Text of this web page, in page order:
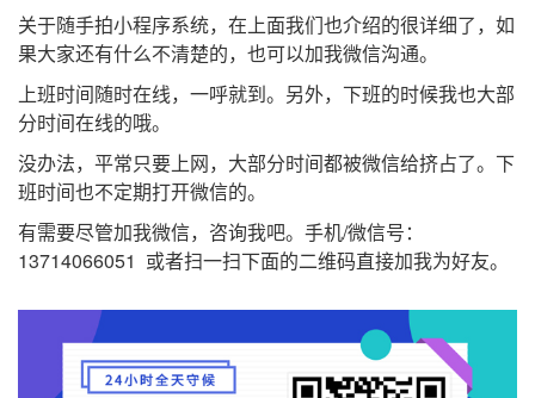
关于随手拍小程序系统，在上面我们也介绍的很详细了，如
果大家还有什么不清楚的，也可以加我微信沟通。
上班时间随时在线，一呼就到。另外，下班的时候我也大部
分时间在线的哦。
没办法，平常只要上网，大部分时间都被微信给挤占了。下
班时间也不定期打开微信的。
有需要尽管加我微信，咨询我吧。手机/微信号：
13714066051 或者扫一扫下面的二维码直接加我为好友。